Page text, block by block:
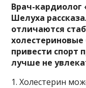
Врач-
Шелуха
отличаются
привести спорт
лучше не
1. Холестерин